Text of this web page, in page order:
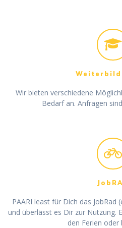
Wir bieten verschiedene
Bedarf an. Anfragen
PAARI least für Dich das JobRad
und überlässt es Dir zur Nutzung.
den Ferien oder